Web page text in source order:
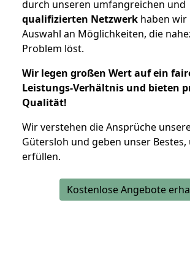
durch unseren umfangreichen und
qualifizierten Netzwerk haben
Auswahl an Möglichkeiten, die
Problem löst.
Wir legen großen Wert auf ein
Leistungs-Verhältnis und bieten
Qualität!
Wir verstehen die Ansprüche
Gütersloh und geben unser Bestes,
erfüllen.
Kostenlose Angebote